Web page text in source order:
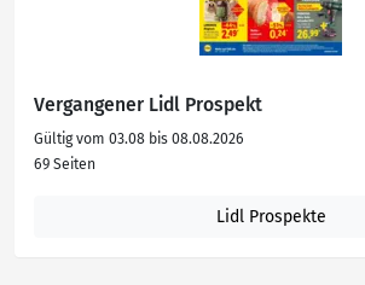
Vergangener Lidl Prospekt
Gültig vom 03.08 bis 08.08.2026
69 Seiten
Lidl Prospekte